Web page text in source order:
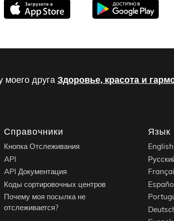
моего друга Здоровье, красота и
Справочники
Кнопка Отслеживания
API
API Документация
Коды сортировочных центров
Почему моя посылка не
отслеживается?
Язык
English